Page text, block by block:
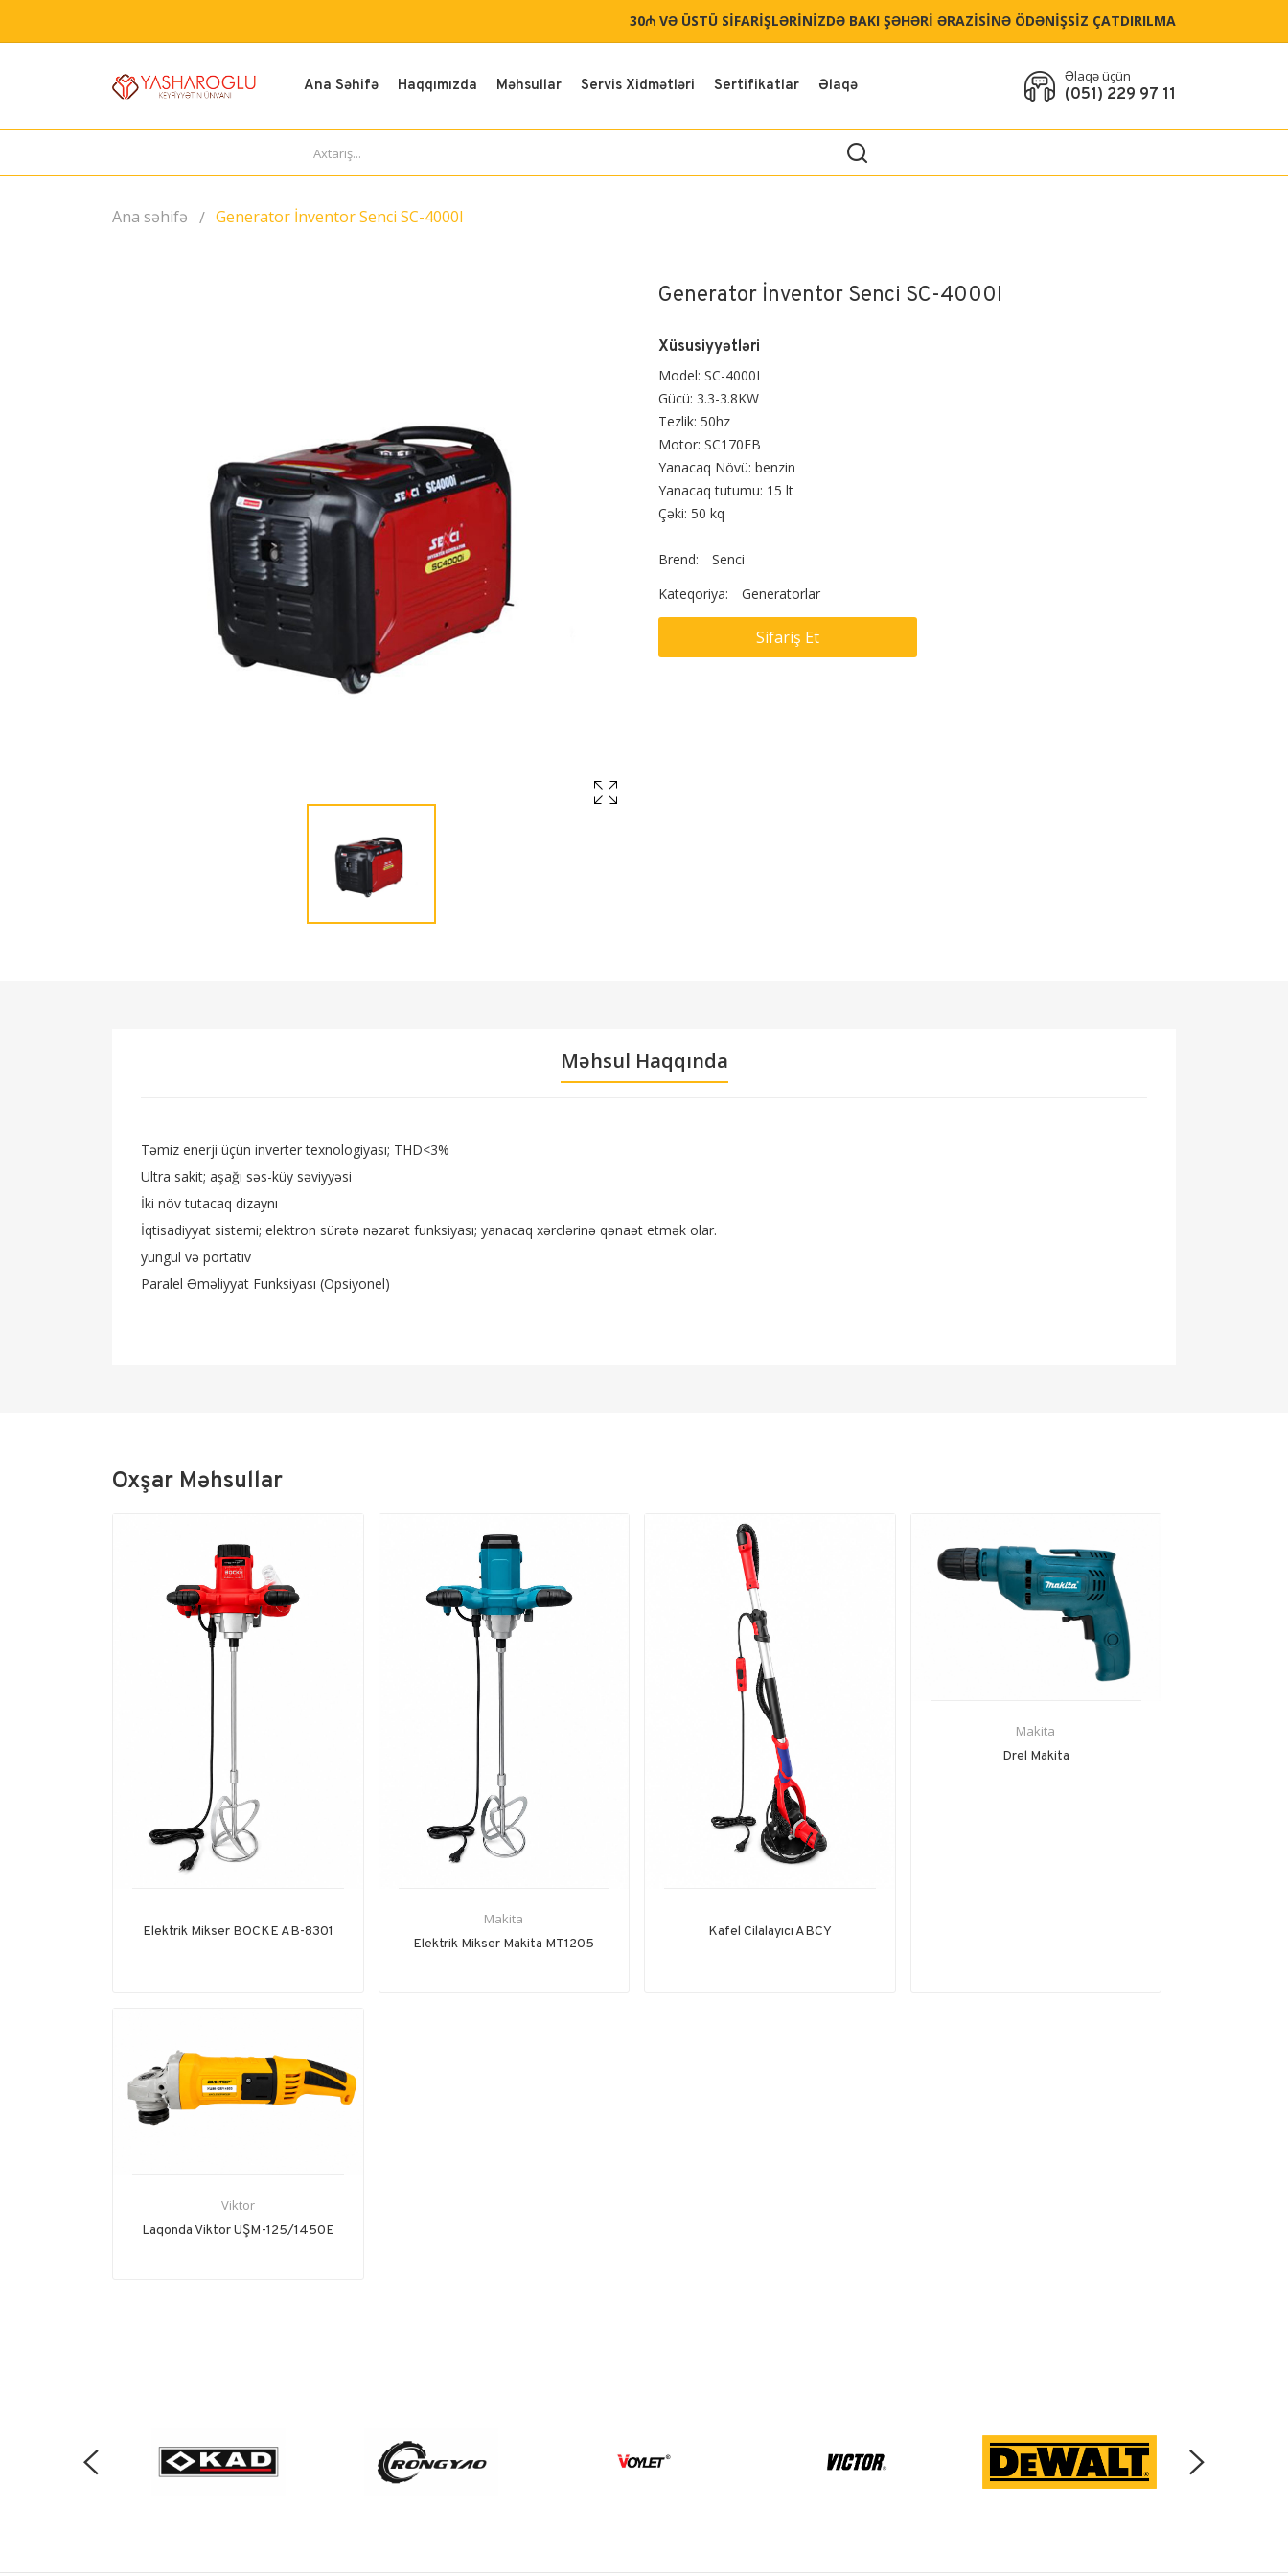
30₼ VƏ ÜSTÜ SİFARİŞLƏRİNİZDƏ BAKI ŞƏHƏRİ ƏRAZİSİNƏ ÖDƏNİŞSİZ ÇATDIRILMA
Ana Səhifə Haqqımızda Məhsullar Servis Xidmətləri Sertifikatlar Əlaqə
Əlaqə üçün
(051) 229 97 11
Ana səhifə Generator İnventor Senci SC-4000I
Generator İnventor Senci SC-4000I
Xüsusiyyətləri
Model: SC-4000I
Gücü: 3.3-3.8KW
Tezlik: 50hz
Motor: SC170FB
Yanacaq Növü: benzin
Yanacaq tutumu: 15 lt
Çəki: 50 kq
Brend:
Senci
Kateqoriya:
Generatorlar
Sifariş Et
Məhsul Haqqında
Təmiz enerji üçün inverter texnologiyası; THD<3%
Ultra sakit; aşağı səs-küy səviyyəsi
İki növ tutacaq dizaynı
İqtisadiyyat sistemi; elektron sürətə nəzarət funksiyası; yanacaq xərclərinə qənaət etmək olar.
yüngül və portativ
Paralel Əməliyyat Funksiyası (Opsiyonel)
Oxşar Məhsullar
Elektrik Mikser BOCKE AB-8301
Makita
Elektrik Mikser Makita MT1205
Kafel Cilalayıcı ABCY
Makita
Drel Makita
Viktor
Laqonda Viktor UŞM-125/1450E